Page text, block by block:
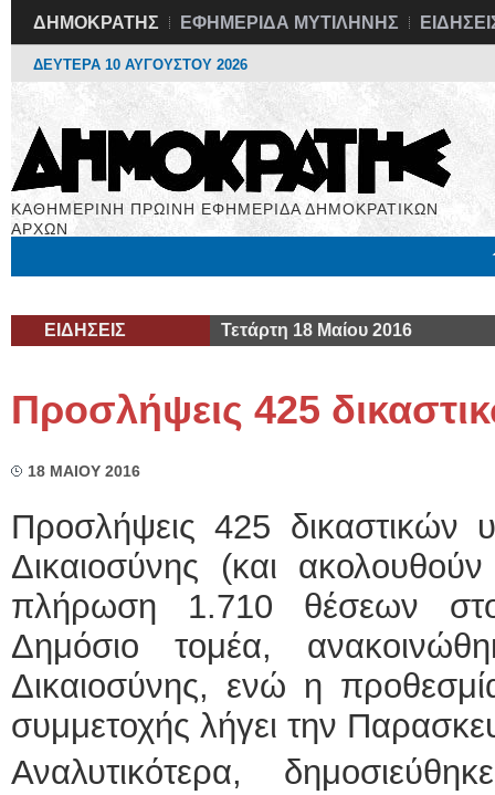
ΔΗΜΟΚΡΑΤΗΣ ΕΦΗΜΕΡΙΔΑ ΜΥΤΙΛΗΝΗΣ
ΔΕΥΤΕΡΑ 10 ΑΥΓΟΥΣΤΟΥ 2026
ΚΑΘΗΜΕΡΙΝΗ ΠΡΩΙΝΗ ΕΦΗΜΕΡΙΔΑ ΔΗΜΟΚΡΑΤΙΚΩΝ
ΑΡΧΩΝ
ΕΙΔΗΣΕΙΣ Τετάρτη 18 Μαίου 2016
Προσλήψεις 425
18 ΜΑΙΟΥ 2016
Προσλήψεις 425 δικαστικών
Δικαιοσύνης (και
πλήρωση 1.710 θέσεων
Δημόσιο τομέα,
Δικαιοσύνης, ενώ η
συμμετοχής λήγει την
Αναλυτικότερα,